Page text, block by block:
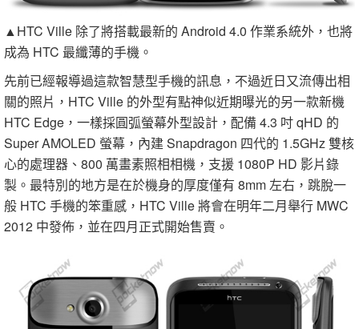
▲HTC Ville 除了將搭載最新的 Android 4.0 作業系統外，也將
成為 HTC 最纖薄的手機。
先前已經報導過這款智慧型手機的訊息，不過近日又流傳出相
關的照片，HTC Ville 的外型有點神似近期曝光的另一款新機
HTC Edge，一樣採圓弧螢幕外型設計，配備 4.3 吋 qHD 的
Super AMOLED 螢幕，內建 Snapdragon 四代的 1.5GHz 雙核
心的處理器、800 萬畫素照相相機，支援 1080P HD 影片錄
製。最特別的地方是在於機身的厚度僅有 8mm 左右，跳脫一
般 HTC 手機的笨重感，HTC Ville 將會在明年二月舉行 MWC
2012 中發佈，並在四月正式開始售賣。